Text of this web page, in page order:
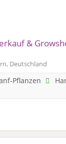
&
Deutschland
Pflanzen